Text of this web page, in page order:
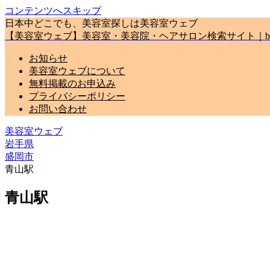
コンテンツへスキップ
日本中どこでも、美容室探しは美容室ウェブ
【美容室ウェブ】美容室・美容院・ヘアサロン検索サイト｜
お知らせ
美容室ウェブについて
無料掲載のお申込み
プライバシーポリシー
お問い合わせ
美容室ウェブ
岩手県
盛岡市
青山駅
青山駅